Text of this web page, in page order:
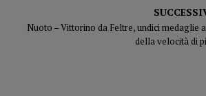
Nuoto – Vittorino da Feltre, undici medaglie
della velocità di